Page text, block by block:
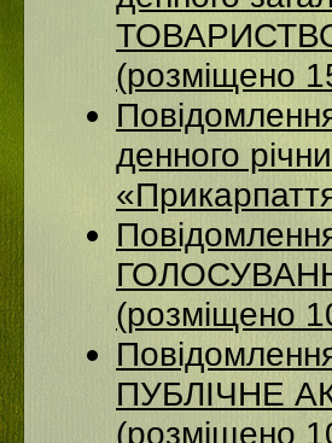
(розміщено
денного
(розміщено
ПУБЛІЧНЕ
(розміщено